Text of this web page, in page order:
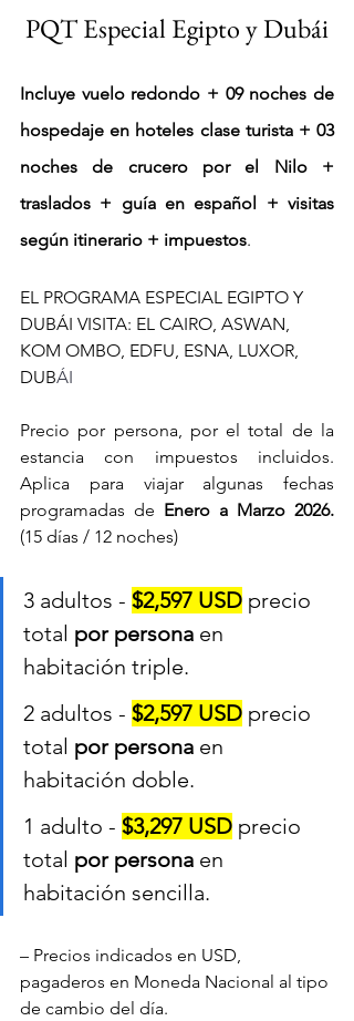
PQT Especial Egipto y Dubái
Incluye vuelo redondo + 09 noches de
hospedaje en hoteles clase turista + 03
noches de crucero por el Nilo +
traslados + guía en español + visitas
según itinerario + impuestos.
EL PROGRAMA ESPECIAL EGIPTO Y
DUBÁI VISITA: EL CAIRO, ASWAN,
KOM OMBO, EDFU, ESNA, LUXOR,
DUBÁI
Precio por persona, por el total de la
estancia con impuestos incluidos.
Aplica para viajar algunas fechas
programadas de Enero a Marzo 2026.
(15 días / 12 noches)
3 adultos - $2,597 USD precio
total por persona en
habitación triple.
2 adultos - $2,597 USD precio
total por persona en
habitación doble.
1 adulto - $3,297 USD precio
total por persona en
habitación sencilla.
– Precios indicados en USD,
pagaderos en Moneda Nacional al tipo
de cambio del día.